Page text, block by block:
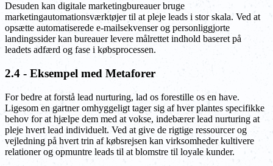
Desuden kan digitale marketingbureauer bruge
marketingautomationsværktøjer til at pleje leads i stor skala. Ved at
opsætte automatiserede e-mailsekvenser og personliggjorte
landingssider kan bureauer levere målrettet indhold baseret på
leadets adfærd og fase i købsprocessen.
2.4 - Eksempel med Metaforer
For bedre at forstå lead nurturing, lad os forestille os en have.
Ligesom en gartner omhyggeligt tager sig af hver plantes specifikke
behov for at hjælpe dem med at vokse, indebærer lead nurturing at
pleje hvert lead individuelt. Ved at give de rigtige ressourcer og
vejledning på hvert trin af købsrejsen kan virksomheder kultivere
relationer og opmuntre leads til at blomstre til loyale kunder.